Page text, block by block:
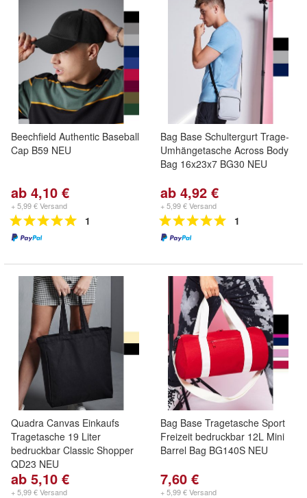
Beechfield Authentic Baseball
Cap B59 NEU
ab 4,10 €
+ 5,99 € Versand
1
Bag Base Schultergurt Trage-
Umhängetasche Across Body
Bag 16x23x7 BG30 NEU
ab 4,92 €
+ 5,99 € Versand
1
Quadra Canvas Einkaufs
Tragetasche 19 Liter
bedruckbar Classic Shopper
QD23 NEU
ab 5,10 €
+ 5,99 € Versand
Bag Base Tragetasche Sport
Freizeit bedruckbar 12L Mini
Barrel Bag BG140S NEU
7,60 €
+ 5,99 € Versand